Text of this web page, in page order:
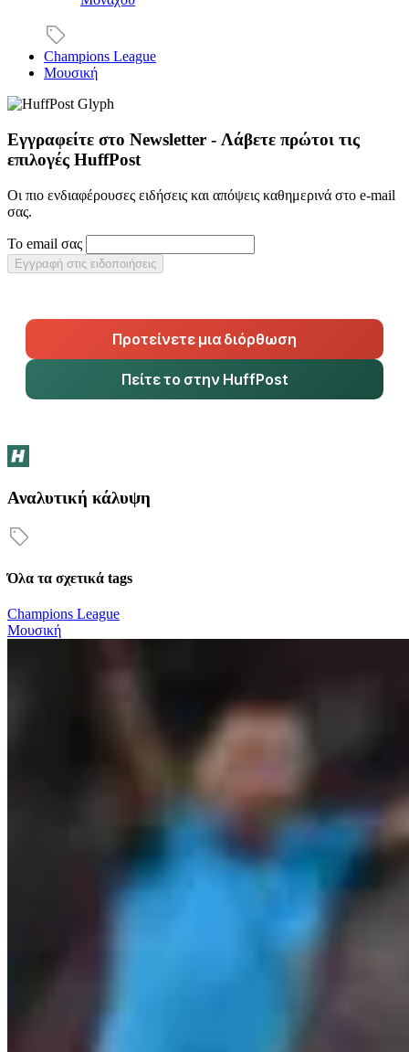
Champions League
Μουσική
Εγγραφείτε στο Newsletter - Λάβετε πρώτοι τις
επιλογές HuffPost
Οι πιο ενδιαφέρουσες ειδήσεις και απόψεις καθημερινά στο e-mail
σας.
Το email σας
Εγγραφή στις ειδοποιήσεις
Προτείνετε μια διόρθωση
Πείτε το στην HuffPost
Αναλυτική κάλυψη
Όλα τα σχετικά tags
Champions League
Μουσική